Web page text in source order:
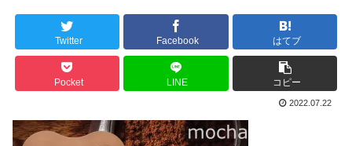
Twitter Facebook はてブ
Pocket LINE コピー
2022.07.22